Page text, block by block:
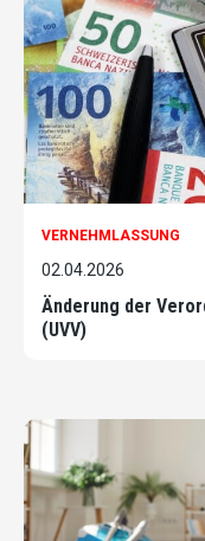
VERNEHMLASSUNG
02.04.2026
Änderung der
(UVV)